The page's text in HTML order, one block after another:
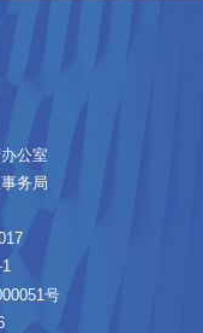
公室
务局
号